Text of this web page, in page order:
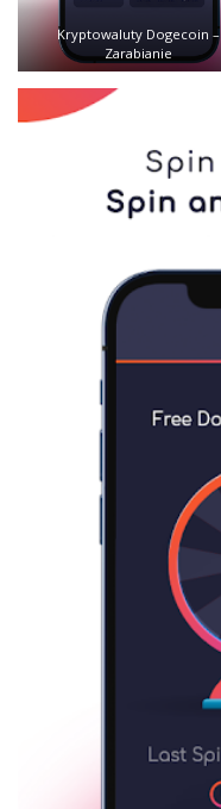
Kryptowaluty Dogecoin –
Zarabianie